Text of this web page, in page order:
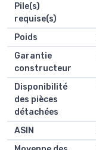
Pile(s)
requise(s)
Poids
Garantie
constructeur
Disponibilité
des pièces
détachées
ASIN